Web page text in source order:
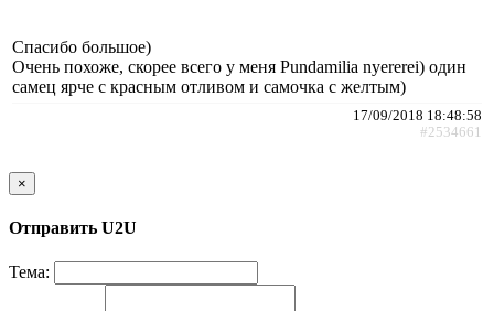
Спасибо большое)
Очень похоже, скорее всего у меня Pundamilia nyererei) один
самец ярче с красным отливом и самочка с желтым)
17/09/2018 18:48:58
#2534661
×
Отправить U2U
Тема: